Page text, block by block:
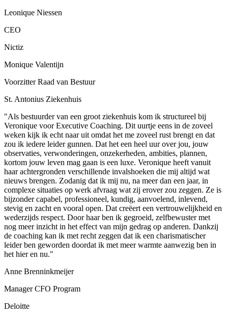
Leonique Niessen
CEO
Nictiz
Monique Valentijn
Voorzitter Raad van Bestuur
St. Antonius Ziekenhuis
"Als bestuurder van een groot ziekenhuis kom ik structureel bij
Veronique voor Executive Coaching. Dit uurtje eens in de zoveel
weken kijk ik echt naar uit omdat het me zoveel rust brengt en dat
zou ik iedere leider gunnen. Dat het een heel uur over jou, jouw
observaties, verwonderingen, onzekerheden, ambities, plannen,
kortom jouw leven mag gaan is een luxe. Veronique heeft vanuit
haar achtergronden verschillende invalshoeken die mij altijd wat
nieuws brengen. Zodanig dat ik mij nu, na meer dan een jaar, in
complexe situaties op werk afvraag wat zij erover zou zeggen. Ze is
bijzonder capabel, professioneel, kundig, aanvoelend, inlevend,
stevig en zacht en vooral open. Dat creëert een vertrouwelijkheid en
wederzijds respect. Door haar ben ik gegroeid, zelfbewuster met
nog meer inzicht in het effect van mijn gedrag op anderen. Dankzij
de coaching kan ik met recht zeggen dat ik een charismatischer
leider ben geworden doordat ik met meer warmte aanwezig ben in
het hier en nu."
Anne Brenninkmeijer
Manager CFO Program
Deloitte